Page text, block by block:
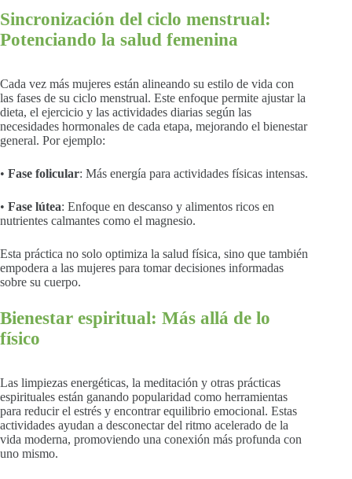
Sincronización del ciclo menstrual:
Potenciando la salud femenina
Cada vez más mujeres están alineando su estilo de vida con
las fases de su ciclo menstrual. Este enfoque permite ajustar la
dieta, el ejercicio y las actividades diarias según las
necesidades hormonales de cada etapa, mejorando el bienestar
general. Por ejemplo:
• Fase folicular: Más energía para actividades físicas intensas.
• Fase lútea: Enfoque en descanso y alimentos ricos en
nutrientes calmantes como el magnesio.
Esta práctica no solo optimiza la salud física, sino que también
empodera a las mujeres para tomar decisiones informadas
sobre su cuerpo.
Bienestar espiritual: Más allá de lo
físico
Las limpiezas energéticas, la meditación y otras prácticas
espirituales están ganando popularidad como herramientas
para reducir el estrés y encontrar equilibrio emocional. Estas
actividades ayudan a desconectar del ritmo acelerado de la
vida moderna, promoviendo una conexión más profunda con
uno mismo.